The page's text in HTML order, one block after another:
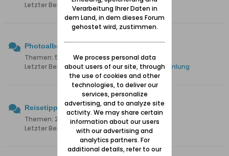
Letzter Beitrag:Schönwarling Kriese
Photoalben
Themen: 53 Beiträge: 988
Letzter Beitrag:Danzig: Fotos aus meiner Sammlung
Reisetipps/-berichte
Themen: 293 Beiträge: 2.425
Letzter Beitrag:
Besuch Danziger Staatsarchiv
Verarbeitung Ihrer Daten in
dem Land, in dem dieses Forum
gehostet wird, zustimmen.
We process personal data
about users of our site, through
the use of cookies and other
technologies, to deliver our
services, personalize
advertising, and to analyze site
activity. We may share certain
information about our users
with our advertising and
analytics partners. For
additional details, refer to our